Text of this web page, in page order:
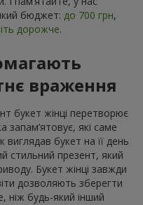
бюджет: до 700 грн,
дорожче.
враження
букет жінці перетворює
запам’ятовує, які саме
букет на її день
стильний презент, який
Букет жінці завжди
дозволяють зберегти
ніж будь-який інший